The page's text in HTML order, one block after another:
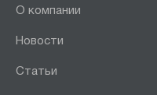
О компании
Новости
Статьи